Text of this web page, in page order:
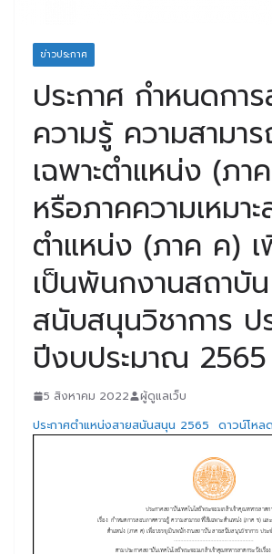
ข่าวประกาศ
ประกาศ กำหนดกา
ความรู้ ความสามา
เฉพาะตำแหน่ง (ภา
หรือภาคความเหมา
ตำแหน่ง (ภาค ค)
เป็นพันกงานสถาบั
สนับสนุนวิชาการ ป
ปีงบประมาณ 2565
5 สิงหาคม 2022 ผู้ดูแลเว็บ
ประกาศตำแหน่งสายสนันสนุน 2565 ดาวน์โหลด